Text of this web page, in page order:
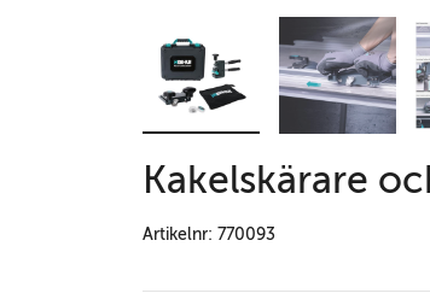
Kakelskärare
Artikelnr: 770093